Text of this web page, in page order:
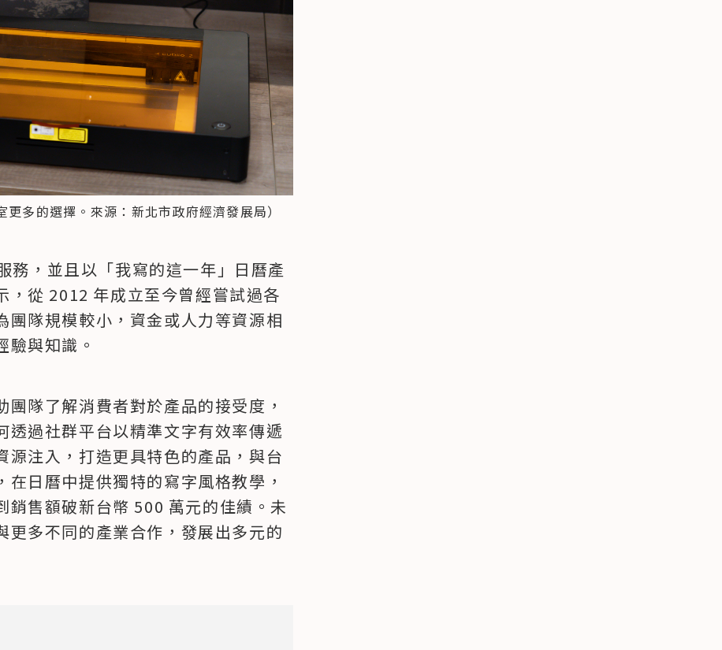
多的選擇。來源：新北市政府經濟發展局）
務，並且以「我寫的這一年」日曆產
，從 2012 年成立至今曾經嘗試過各
隊規模較小，資金或人力等資源相
與知識。
隊了解消費者對於產品的接受度，
過社群平台以精準文字有效率傳遞
注入，打造更具特色的產品，與台
日曆中提供獨特的寫字風格教學，
售額破新台幣 500 萬元的佳績。未
多不同的產業合作，發展出多元的